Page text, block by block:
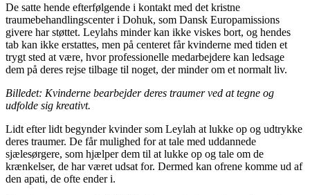
De satte hende efterfølgende i kontakt med det kristne
traumebehandlingscenter i Dohuk, som Dansk Europamissions
givere har støttet. Leylahs minder kan ikke viskes bort, og hendes
tab kan ikke erstattes, men på centeret får kvinderne med tiden et
trygt sted at være, hvor professionelle medarbejdere kan ledsage
dem på deres rejse tilbage til noget, der minder om et normalt liv.
Billedet: Kvinderne bearbejder deres traumer ved at tegne og
udfolde sig kreativt.
Lidt efter lidt begynder kvinder som Leylah at lukke op og udtrykke
deres traumer. De får mulighed for at tale med uddannede
sjælesørgere, som hjælper dem til at lukke op og tale om de
krænkelser, de har været udsat for. Dermed kan ofrene komme ud af
den apati, de ofte ender i.